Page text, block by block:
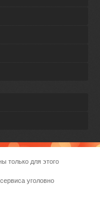
только для этого
уголовно